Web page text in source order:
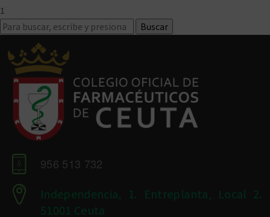
1
Buscar
956 513 732
Independencia, 1. Entreplanta, Local 2.
51001 Ceuta